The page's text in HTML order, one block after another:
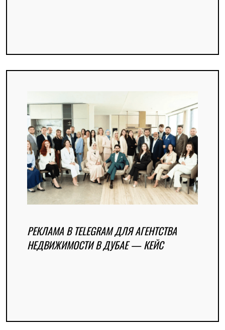
РЕКЛАМА В TELEGRAM ДЛЯ АГЕНТСТВА
НЕДВИЖИМОСТИ В ДУБАЕ — КЕЙС